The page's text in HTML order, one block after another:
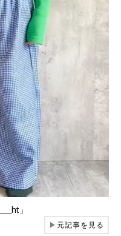
」
▶元記事を見る